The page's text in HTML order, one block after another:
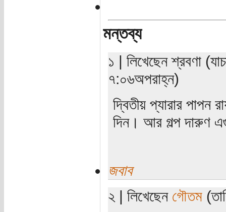
মন্তব্য
১ | লিখেছেন শ্রবণা
৭:০৬অপরাহ্ন)
দ্বিতীয় প্যারার পাপন
দিন। আর গল্প দারুণ
জবাব
২ | লিখেছেন গৌতম